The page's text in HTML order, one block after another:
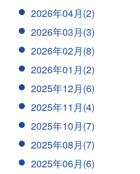
2026年04月(2)
2026年03月(3)
2026年02月(8)
2026年01月(2)
2025年12月(6)
2025年11月(4)
2025年10月(7)
2025年08月(7)
2025年06月(6)